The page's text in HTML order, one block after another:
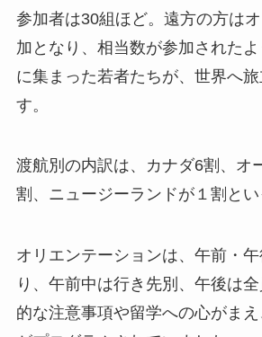
参加者は30組ほど。遠方の方は
加となり、相当数が参加された
に集まった若者たちが、世界へ
す。
渡航別の内訳は、カナダ6割、オ
割、ニュージーランドが１割とい
オリエンテーションは、午前・
り、午前中は行き先別、午後は
的な注意事項や留学への心がま